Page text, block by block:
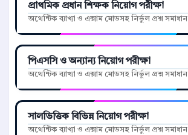
প্রাথমিক প্রধান শিক্ষক নিয়োগ পরীক্ষা
অথেন্টিক ব্যাখ্যা ও এক্সাম মোডসহ নির্ভুল প্রশ্ন সমাধান
পিএসসি ও অন্যান্য নিয়োগ পরীক্ষা
অথেন্টিক ব্যাখ্যা ও এক্সাম মোডসহ নির্ভুল প্রশ্ন সমাধান
সালভিত্তিক বিভিন্ন নিয়োগ পরীক্ষা
অথেন্টিক ব্যাখ্যা ও এক্সাম মোডসহ নির্ভুল প্রশ্ন সমাধান